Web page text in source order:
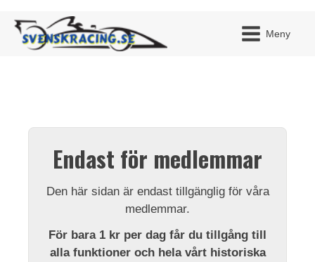
Meny
Endast för medlemmar
Den här sidan är endast tillgänglig för våra
medlemmar.
För bara 1 kr per dag får du tillgång till
alla funktioner och hela vårt historiska